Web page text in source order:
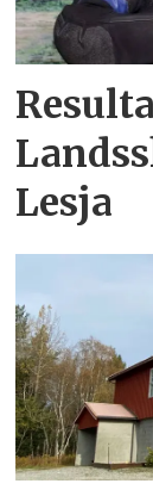
Lesja